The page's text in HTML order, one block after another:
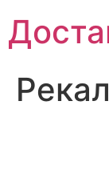
Рекал